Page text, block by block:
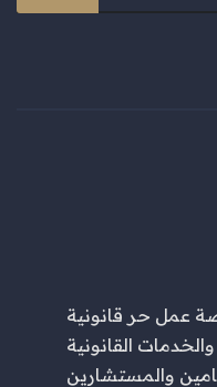
عمل حر قانونية
القانونية
والمستشارين